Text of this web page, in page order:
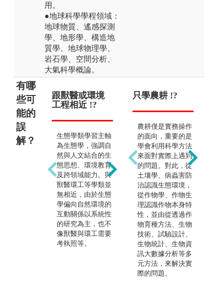
用。
●地球科學學程領域：
地球物質、遙感探測
學、地形學、構造地
質學、地球物理學、
岩石學、空間分析、
大氣科學概論。
有哪
些可
能的
誤
解？
跟獸醫或環境
工程相近 !?
生態學類學習主軸
為生態學，強調自
然與人文結合的生
態思想、環境教育
及跨領域能力。與
獸醫環工等學類並
無相近，由於生態
學偏向自然環境的
互動關係以系統性
的研究為主，也不
像獸醫與環工需要
考執照等。
前途堪憂 !?
出路狹隘是對於本
學類最大的誤解。
事實上，社會需要
許多具有生態背景
的人才，因此在政
府部門相關組織，
如：環保署、國家
公園、農委會、林
務局、農業改良
場、動物園及植物
園皆是選擇對象；
另外於私人企業
（如環境工程顧問
公司、環境管理顧
問公司）、非營利
組織（如非政府組
只學農耕 !?
農耕僅是實務操作
的面向，重要的是
學會利用科學方法
來面對實際上遇到
的問題。對此，從
土壤學、病蟲害防
治認識生態環境，
從作物學、作物生
理認識作物本身特
性，並由從透過作
物育種方法、生物
技術、試驗設計、
生物統計、生物資
訊大數據分析等多
元方法，來解決實
際的問題。